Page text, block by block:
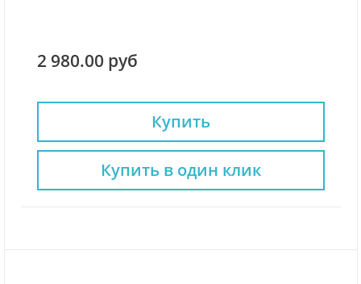
2 980.00 руб
Купить
Купить в один клик